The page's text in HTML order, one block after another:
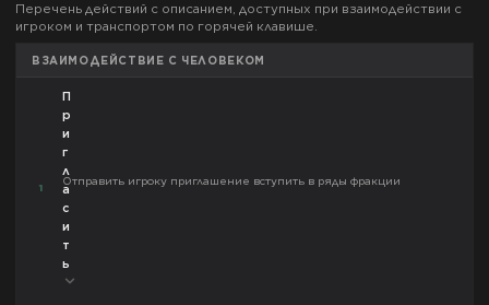
Перечень действий с описанием, доступных при взаимодействии с
игроком и транспортом по горячей клавише.
ВЗАИМОДЕЙСТВИЕ С ЧЕЛОВЕКОМ
1
П
р
и
г
л
а
с
и
т
ь
Отправить игроку приглашение вступить в ряды фракции